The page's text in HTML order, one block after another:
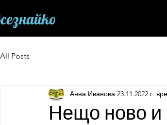
All Posts
Нещо ново и
Анна Иванова 23.11.2022 г.